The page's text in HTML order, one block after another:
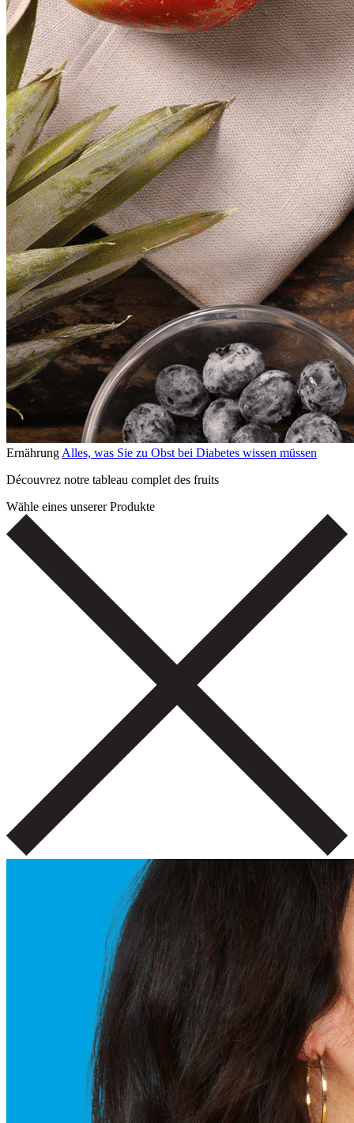
Ernährung Alles, was Sie zu Obst bei Diabetes wissen müssen
Découvrez notre tableau complet des fruits
Wähle eines unserer Produkte